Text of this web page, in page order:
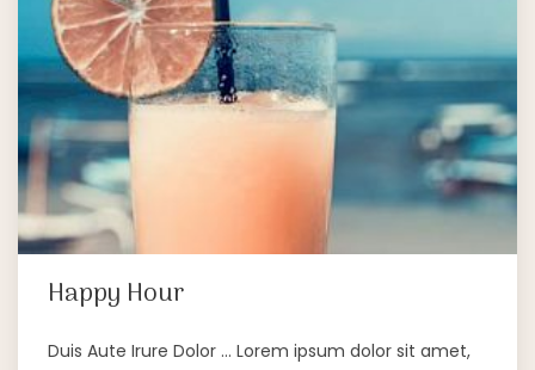
Happy Hour
Duis Aute Irure Dolor … Lorem ipsum dolor sit amet,